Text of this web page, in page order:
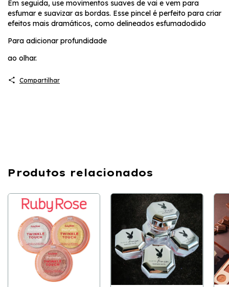
Em seguida, use movimentos suaves de vai e vem para
esfumar e suavizar as bordas. Esse pincel é perfeito para criar
efeitos mais dramáticos, como delineados esfumadodido
Para adicionar profundidade
ao olhar.
Compartilhar
Produtos relacionados